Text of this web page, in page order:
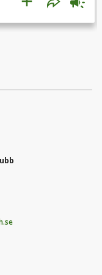
till åren och
åtgärdas,
lösning som
själva men